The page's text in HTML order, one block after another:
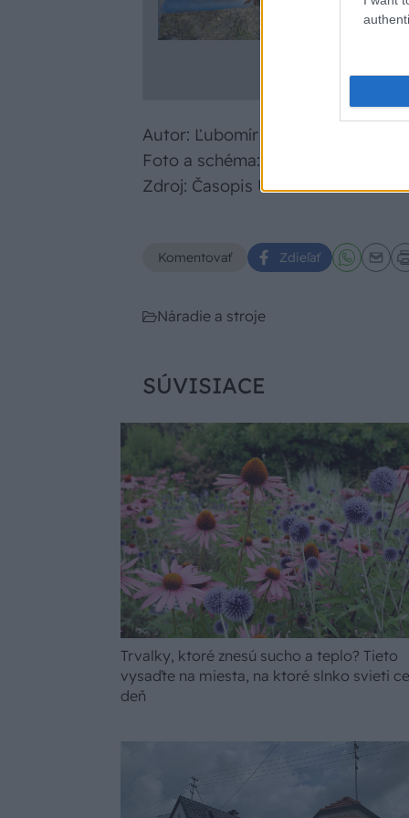
Autor: Ľubomír Šuvada, Suchá Hora
Foto a schéma: autor
Zdroj: Časopis Urob si sám
Komentovať Zdieľať
Náradie a stroje
SÚVISIACE
Trvalky, ktoré znesú sucho a teplo? Tieto
vysaďte na miesta, na ktoré slnko svieti
deň